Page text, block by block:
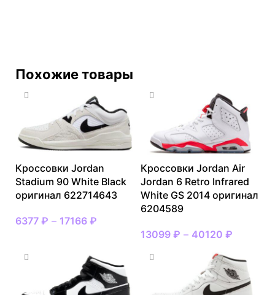
Похожие товары
Кроссовки Jordan
Stadium 90 White Black
оригинал 622714643
6377 ₽ – 17166 ₽
Кроссовки Jordan Air
Jordan 6 Retro Infrared
White GS 2014 оригинал
6204589
13099 ₽ – 40120 ₽